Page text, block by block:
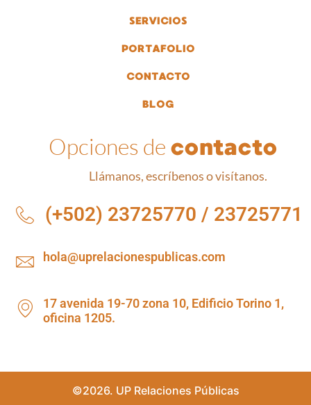
SERVICIOS
PORTAFOLIO
CONTACTO
BLOG
Opciones de contacto
Llámanos, escríbenos o visítanos.
(+502) 23725770 / 23725771
hola@uprelacionespublicas.com
17 avenida 19-70 zona 10, Edificio Torino 1,
oficina 1205.
©2026. UP Relaciones Públicas